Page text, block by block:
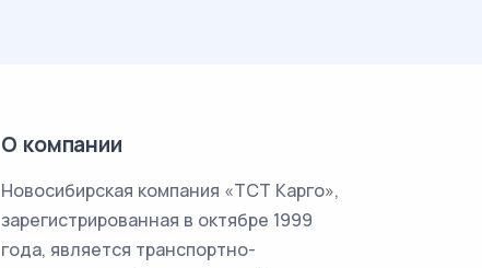
О компании
Новосибирская компания «ТСТ Карго»,
зарегистрированная в октябре 1999
года, является транспортно-